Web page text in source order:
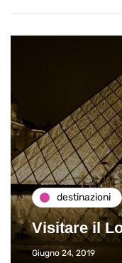
destinazioni
Visitare il
Giugno 24, 2019